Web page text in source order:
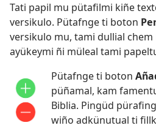
Tati papil mu pütafilmi kiñe
versikulo. Pütafnge ti boton
versikulo mu, tami dullial
ayükeymi ñi müleal tami
Pütafnge ti boton
püñamal, kam
Biblia. Pingüd
wiño adkünutual ti